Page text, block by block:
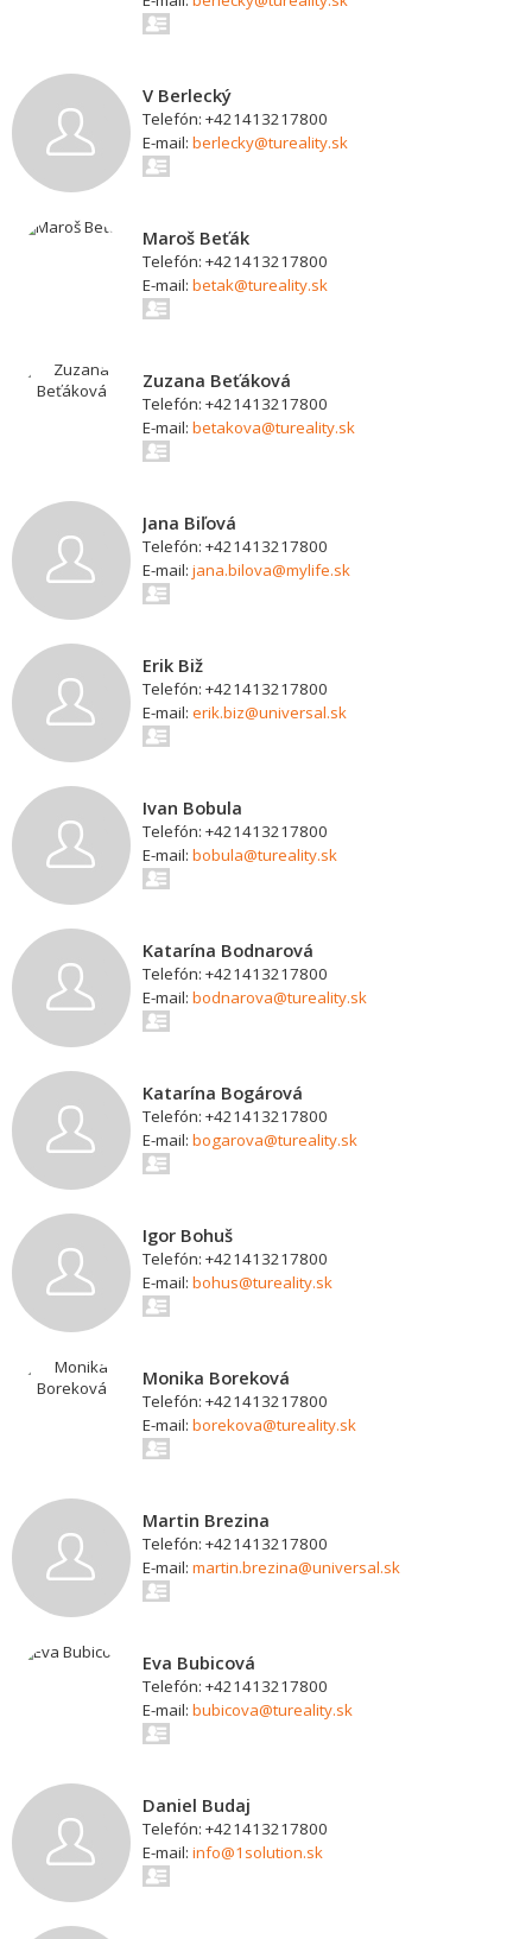
V Berlecký
Telefón: +421413217800
E-mail: berlecky@tureality.sk
Maroš Beťák
Telefón: +421413217800
E-mail: betak@tureality.sk
Zuzana Beťáková
Telefón: +421413217800
E-mail: betakova@tureality.sk
Jana Biľová
Telefón: +421413217800
E-mail: jana.bilova@mylife.sk
Erik Biž
Telefón: +421413217800
E-mail: erik.biz@universal.sk
Ivan Bobula
Telefón: +421413217800
E-mail: bobula@tureality.sk
Katarína Bodnarová
Telefón: +421413217800
E-mail: bodnarova@tureality.sk
Katarína Bogárová
Telefón: +421413217800
E-mail: bogarova@tureality.sk
Igor Bohuš
Telefón: +421413217800
E-mail: bohus@tureality.sk
Monika Boreková
Telefón: +421413217800
E-mail: borekova@tureality.sk
Martin Brezina
Telefón: +421413217800
E-mail: martin.brezina@universal.sk
Eva Bubicová
Telefón: +421413217800
E-mail: bubicova@tureality.sk
Daniel Budaj
Telefón: +421413217800
E-mail: info@1solution.sk